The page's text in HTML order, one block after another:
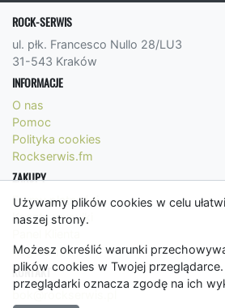
Używamy plików cookies w celu
naszej strony.
Możesz określić warunki
plików cookies w Twojej
przeglądarki oznacza zgodę na ich
ROCK-SERWIS
ul. płk. Francesco Nullo 28/LU3
31-543 Kraków
INFORMACJE
O nas
Pomoc
Polityka cookies
Rockserwis.fm
ZAKUPY
Formy płatności
Koszty wysyłki
Regulamin
KONTAKT
bok@rockserwis.pl